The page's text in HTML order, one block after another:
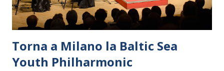
Torna a Milano la Baltic Sea
Youth Philharmonic